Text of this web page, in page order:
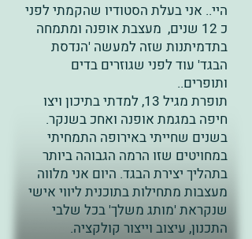
היי.. אני בעלת הסטודיו שהקמתי לפני
כ 12 שנים, מעצבת אופנה ומתמחה
בתדמיתנות שזה למעשה 'הנדסת
הבגד' עוד לפני שגוזרים בדים
ותופרים..
תופרת מגיל 13, למדתי בתיכון ויצו
חיפה במגמת אופנה ואחכ בשנקר.
בשנים שחייתי באירופה התמחיתי
במחויטים שזו הרמה הגבוהה ביותר
בתהליך יצירת הבגד. היום אני מלווה
מעצבות מתחילות בתוכנית ליווי אישי
שנקראת 'מותג משלך' בכל שלבי
התכנון, עיצוב וייצור קולקציה.